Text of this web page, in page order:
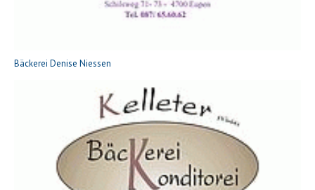
Bäckerei Denise Niessen